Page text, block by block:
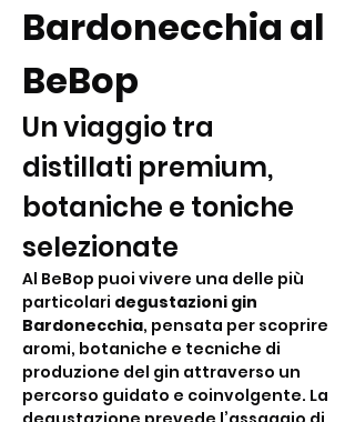
Bardonecchia al
BeBop
Un viaggio tra
distillati premium,
botaniche e toniche
selezionate
Al BeBop puoi vivere una delle più
particolari degustazioni gin
Bardonecchia, pensata per scoprire
aromi, botaniche e tecniche di
produzione del gin attraverso un
percorso guidato e coinvolgente. La